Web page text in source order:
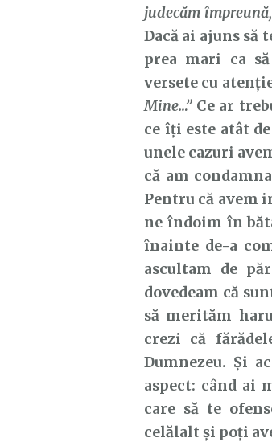
judecăm
Dacă ai ajuns să
prea mari ca
versete cu
Mine…” Ce ar
ce îți este atât
unele cazuri
că am
Pentru că avem
ne îndoim în
înainte de-a
ascultam de
dovedeam că
să merităm
crezi că
Dumnezeu. Și
aspect: când ai
care să te
celălalt și poți